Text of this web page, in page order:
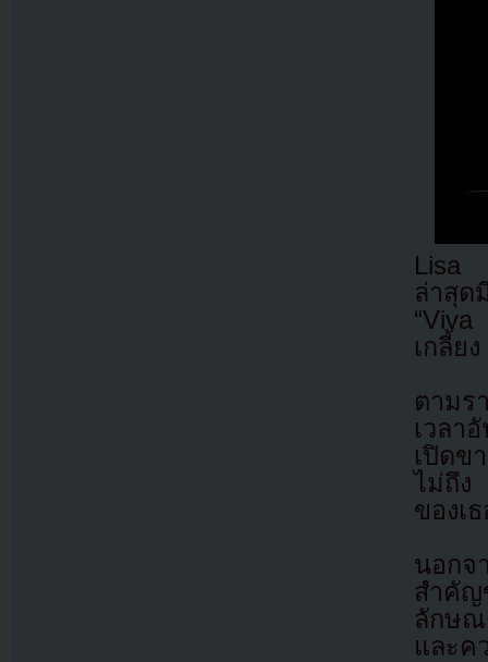
Lisa
ล่าสุด
เกลี้ย
ตามร
เวลา
เปิดข
ไม่ถึง
ของเ
นอกจ
สำคัญ
ลักษณ
และค